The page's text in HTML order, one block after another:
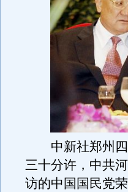
中新社郑州四
三十分许，中共
访的中国国民党